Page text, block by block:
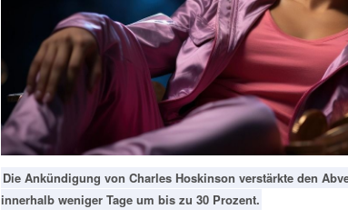
Die Ankündigung von Charles Hoskinson verstärkte den
innerhalb weniger Tage um bis zu 30 Prozent.